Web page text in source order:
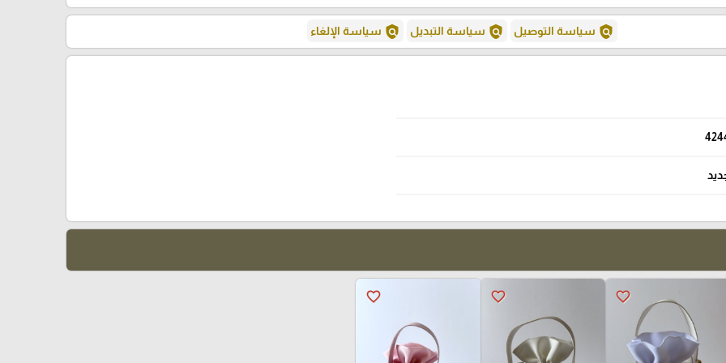
policy سياسة التوصيل policy سياسة التبديل policy سياسة الإلغاء
favorite_border
favorite_border
favorite_border